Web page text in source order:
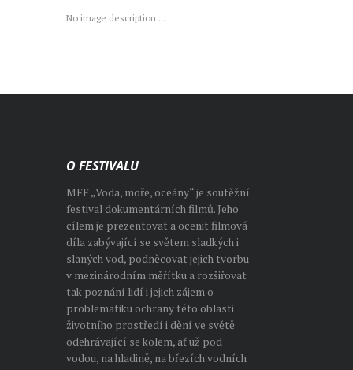
No image description ...
O FESTIVALU
MFF „Voda, moře, oceány“ je soutěžní
festival dokumentárních filmů. Jeho
cílem je prezentovat a ocenit filmová
díla zabývající se světem sladkých i
slaných vod, podněcovat jejich tvorbu
v mezinárodním měřítku a rozšiřovat
tak poznání lidí i jejich zájem o
problematiku ochrany této oblasti
životního prostředí i dění ve světě
odehrávající se kolem, ať už pod
vodou, na hladině, na březích vodních